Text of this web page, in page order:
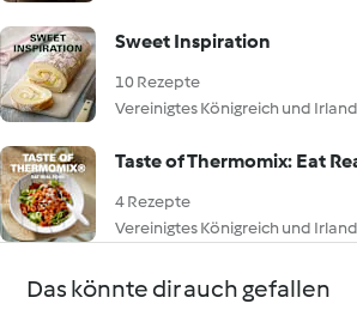
Sweet Inspiration
10 Rezepte
Vereinigtes Königreich und Irland
Taste of Thermomix: Eat
4 Rezepte
Vereinigtes Königreich und Irland
Das könnte dir auch gefallen